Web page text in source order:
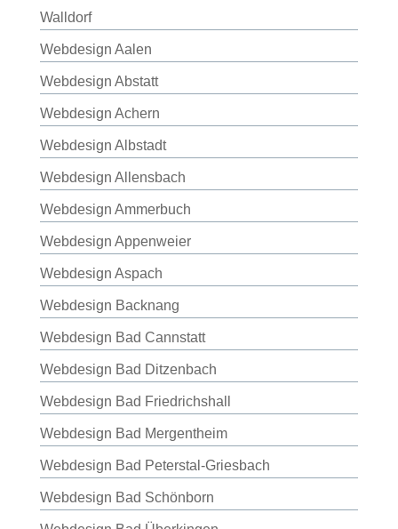
Walldorf
Webdesign Aalen
Webdesign Abstatt
Webdesign Achern
Webdesign Albstadt
Webdesign Allensbach
Webdesign Ammerbuch
Webdesign Appenweier
Webdesign Aspach
Webdesign Backnang
Webdesign Bad Cannstatt
Webdesign Bad Ditzenbach
Webdesign Bad Friedrichshall
Webdesign Bad Mergentheim
Webdesign Bad Peterstal-Griesbach
Webdesign Bad Schönborn